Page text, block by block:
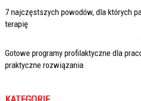
7 najczęstszych powodów, dla których
terapię
Gotowe programy profilaktyczne dla
praktyczne rozwiązania